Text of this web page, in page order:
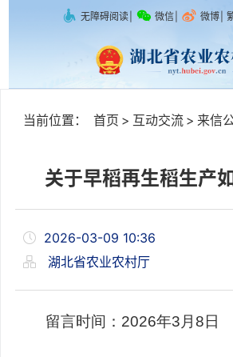
无障碍阅读 微信 微博
当前位置： 首页 > 互动交流 > 来信
关于早稻再生稻生产
2026-03-09 10:36
湖北省农业农村厅
留言时间： 2026年3 月 8 日